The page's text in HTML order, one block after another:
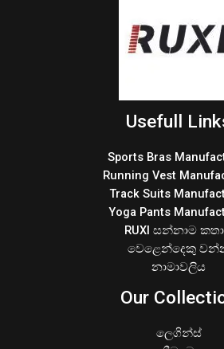
Usefull
Sports Bras
Running Vest
Track Suits
Yoga Pants
RUXI සන්නාම
වෙළෙන්දෙකු
නාමාවලිය
Our
ලෙගින්ස්